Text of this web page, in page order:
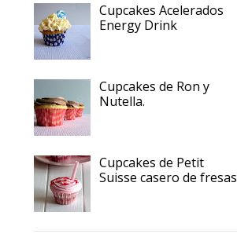
Cupcakes Acelerados
Energy Drink
Cupcakes de Ron y
Nutella.
Cupcakes de Petit
Suisse casero de fresas